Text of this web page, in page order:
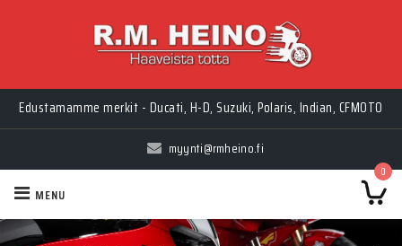
Edustamamme merkit - Ducati, H-D, Suzuki, Polaris, Indian, CFMOTO
myynti@rmheino.fi
0
MENU